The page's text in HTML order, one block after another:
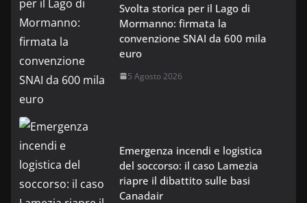
Svolta storica per il Lago di
Mormanno: firmata la
convenzione SNAI da 600 mila
euro
5 Agosto 2026
Emergenza incendi e logistica
del soccorso: il caso Lamezia
riapre il dibattito sulle basi
Canadair